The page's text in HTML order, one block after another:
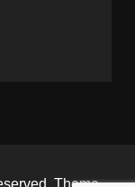
Theme